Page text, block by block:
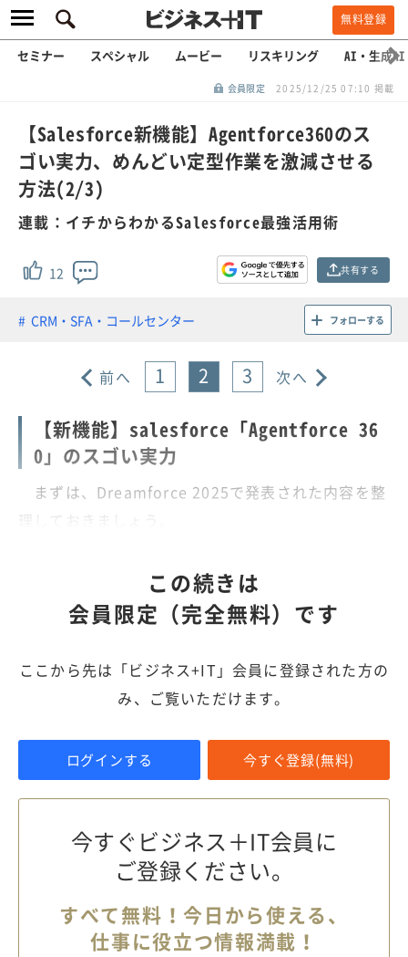
無料登録
セミナー スペシャル ムービー リスキリング AI・生成AI
会員限定 2025/12/25 07:10 掲載
【Salesforce新機能】Agentforce360のス
ゴい実力、めんどい定型作業を激減させる
方法(2/3)
連載：イチからわかるSalesforce最強活用術
12 共有する
CRM・SFA・コールセンター フォローする
前へ 1 2 3 次へ
【新機能】salesforce「Agentforce 36
0」のスゴい実力
まずは、Dreamforce 2025で発表された内容を整
理しておきましょう。
この続きは
会員限定（完全無料）です
ここから先は「ビジネス+IT」会員に登録された方の
み、ご覧いただけます。
ログインする 今すぐ登録(無料)
今すぐビジネス＋IT会員に
ご登録ください。
すべて無料！今日から使える、
仕事に役立つ情報満載！